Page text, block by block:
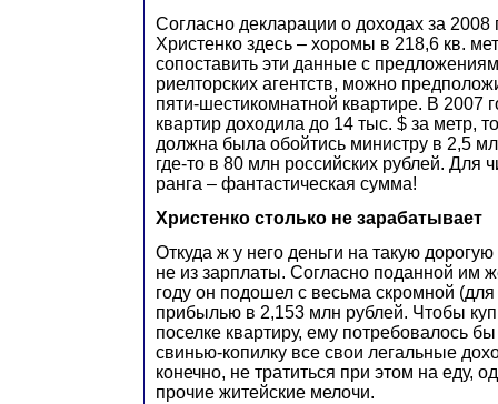
Согласно декларации о доходах за 2008
Христенко здесь – хоромы в 218,6 кв.
сопоставить эти данные с
риелторских агентств, можно
пяти-шестикомнатной квартире. В 2007
квартир доходила до 14 тыс. $ за метр,
должна была обойтись министру в 2,5
где-то в 80 млн российских рублей. Для
ранга – фантастическая сумма!
Христенко столько не зарабатывает
Откуда ж у него деньги на такую
не из зарплаты. Согласно поданной им
году он подошел с весьма скромной
прибылью в 2,153 млн рублей. Чтобы
поселке квартиру, ему потребовалось
свинью-копилку все свои легальные
конечно, не тратиться при этом на еду,
прочие житейские мелочи.